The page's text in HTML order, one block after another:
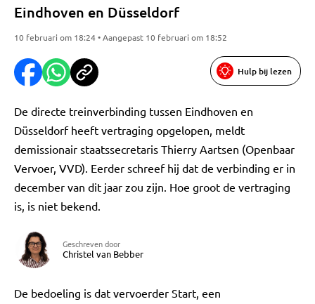
Eindhoven en Düsseldorf
10 februari om 18:24 • Aangepast 10 februari om 18:52
Hulp bij lezen
De directe treinverbinding tussen Eindhoven en
Düsseldorf heeft vertraging opgelopen, meldt
demissionair staatssecretaris Thierry Aartsen (Openbaar
Vervoer, VVD). Eerder schreef hij dat de verbinding er in
december van dit jaar zou zijn. Hoe groot de vertraging
is, is niet bekend.
Geschreven door
Christel van Bebber
De bedoeling is dat vervoerder Start, een